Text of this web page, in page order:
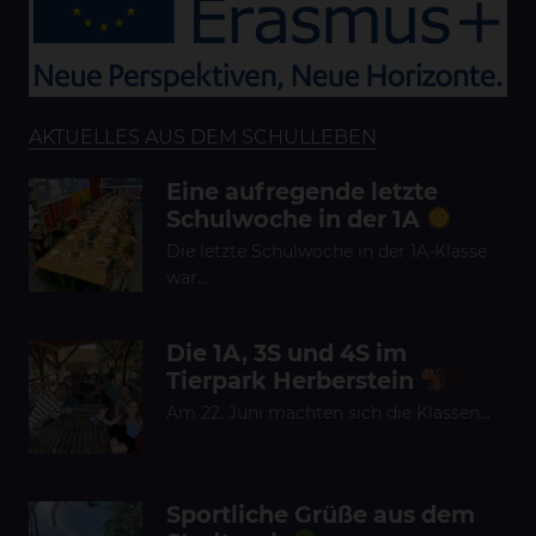
AKTUELLES AUS DEM SCHULLEBEN
Eine aufregende letzte
Schulwoche in der 1A
Die letzte Schulwoche in der 1A-Klasse
war…
Die 1A, 3S und 4S im
Tierpark Herberstein
Am 22. Juni machten sich die Klassen…
Sportliche Grüße aus dem